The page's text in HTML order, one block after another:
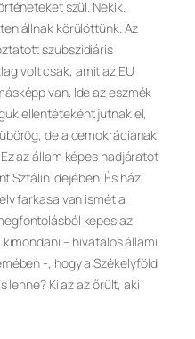
szül. Nekik.
állnak körülöttünk. Az
szubszidiáris
volt csak, amit az EU
van. Ide az eszmék
ellentéteként jutnak el,
de a demokráciának
az állam képes hadjáratot
Sztálin idejében. És házi
farkasa van ismét a
képes az
– hivatalos állami
-, hogy a Székelyföld
lenne? Ki az az őrült, aki